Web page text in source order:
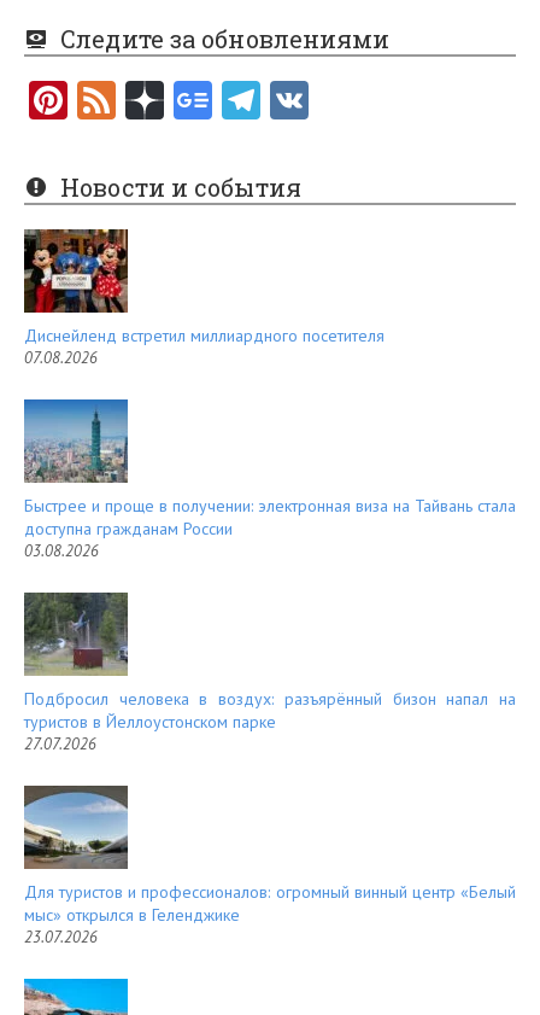
Следите за обновлениями
Pi
er
es
t
F
e
d
Новости и события
Диснейленд встретил миллиардного посетителя
07.08.2026
Быстрее и проще в получении: электронная виза на Тайвань стала
доступна гражданам России
03.08.2026
Подбросил человека в воздух: разъярённый бизон напал на
туристов в Йеллоустонском парке
27.07.2026
Для туристов и профессионалов: огромный винный центр «Белый
мыс» открылся в Геленджике
23.07.2026